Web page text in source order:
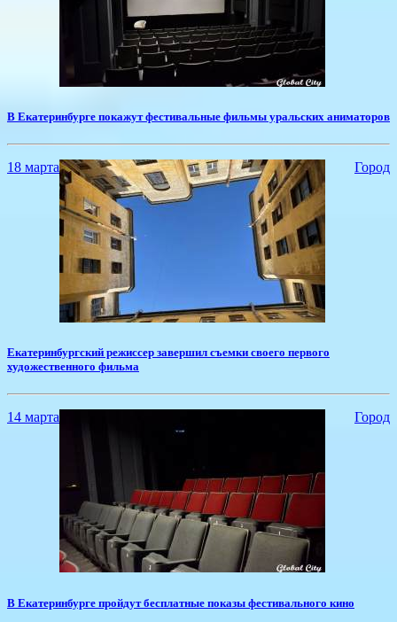
​В Екатеринбурге покажут фестивальные фильмы уральских аниматоров
18 марта Город
​Екатеринбургский режиссер завершил съемки своего первого
художественного фильма
14 марта Город
​В Екатеринбурге пройдут бесплатные показы фестивального кино